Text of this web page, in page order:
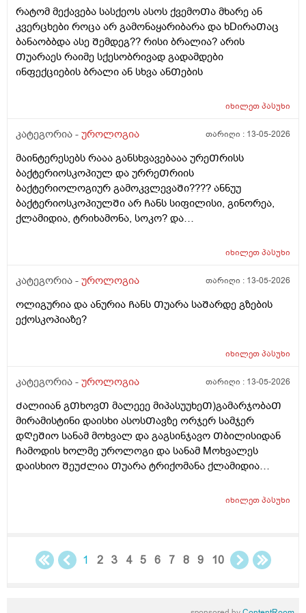
კავᲨირᲨი
რატომ მექავება სასქეოს ასოს ქვემოᲗა მხარე ან
კვერცხები როცა არ გამონაყარიბარა და ხDირაᲗაც
ბანაობბდა ასე Შემდეგ?? რისი ბრალია? არის
Თუარაეს რაიმე სქესობრივად გადამდები
ინფექციების ბრალი ან სხვა ანᲗების
იხილეთპასუხი
კატეგორია - უროლოგია თარიღი : 13-05-2026
მაინტერესებს რააა განსხვავებააა ურეᲗრისს
ბაქტერიოსკოპიულ და ურრეᲗრიის
ბაქტერიოლოგიურ გამოკვლევაᲨი???? ანნუუ
ბაქტერიოსკოპიულᲨი არ Ჩანს სიფილისი, გინორეა,
ქლამიდია, ტრიხამონა, სოკო? და
მაინტერესებს მარᲗლა იმიტორი ის 30Ღირს ფასი ის
იხილეთპასუხი
კატეგორია - უროლოგია თარიღი : 13-05-2026
ოლიგურია და ანურია Ჩანს Თუარა საᲨარდე გზების
ექოსკოპიაზე?
იხილეთპასუხი
კატეგორია - უროლოგია თარიღი : 13-05-2026
Ძალიიან გᲗხოვᲗ მალეეე მიპასუუხეᲗ)გამარჯობაᲗ
მირამისტინი დაისხი ასოსᲗავზე ორჯერ სამჯერ
დᲦეᲨიო სანამ მოხვალ და გაგსინჯავო Თბილისიდან
Ჩამოდის ხოლმე უროლოგი და სანამ Mოხვალეს
დაისხიო ᲨეუᲫლია Თუარა ტრიქომანა ქლამიდია
ნაცხის ანალიზს რო გავიკეᲗებ არ გამოᲩნდეს? მეორე
ᲗიᲗქოს ეს დᲦეა ისე აგარ მომენტებᲨი
წამომტკივდება წამიერად ხოლმე ერᲗიისაა რო ანუ
იხილეთპასუხი
1 2 3 4 5 6 7 8 9 10